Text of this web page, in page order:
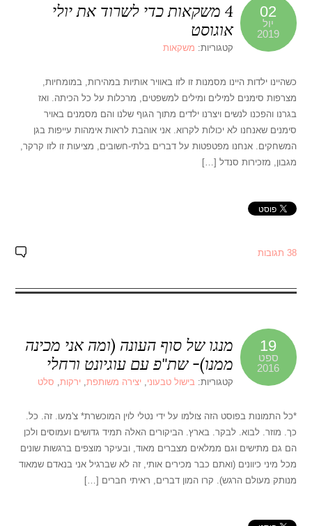
02
יול
2019
4 משקאות כדי לשרוד את יולי
אוגוסט
קטגוריות: משקאות
כשהיינו ילדות היינו מסמנות זו לזו באוויר אותיות במהירות, במומחיות,
מצרפות סימנים למילים ומילים למשפטים, מרכלות על כל הכיתה. ואז
בגרנו והפכנו לנשים ויצרנו ילדים מתוך הגוף שלנו והם מסמנים באויר
סימנים שאנחנו לא יכולות לקרוא. אני אוהבת לראות אימהות עייפות בגן
המשחקים. אנחנו מפטפטות על דברים בלתי-חשובים, מציעות זו לזו קרקר,
מגבון, מזכירות סנדל […]
38 תגובות
19
ספט
2016
מנגו של סוף העונה (ומה אני מכינה
ממנו)- שת"פ עם עוגיונט ורחלי
קטגוריות:בישול טבעוני,יצירה משותפת,ירקות, סלט
*כל התמונות בפוסט הזה צולמו על ידי נטלי לוין המוכשרת* צ'מעו. זה. כל.
כך. מוזר. לבוא. לבקר. בארץ. הביקורים האלה תמיד גדושים ועמוסים ולכן
הם גם מתישים וגם ממלאים מצברים מאוד, ובעיקר מוצפים ברגשות שונים
מכל מיני כיוונים (ואתם כבר מכירים אותי, זה לא שברגיל אני בנאדם שמאוד
מנותק מעולם הרגש). קרו המון דברים, ראיתי חברים […]